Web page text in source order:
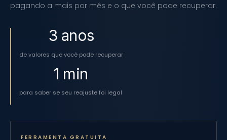
pagando a mais por mês e o que você pode recuperar.
3 anos
de valores que você pode recuperar
1 min
para saber se seu reajuste foi legal
FERRAMENTA GRATUITA